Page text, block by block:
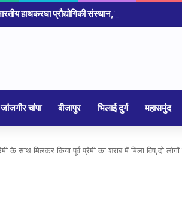
जांजगीर चांपा बीजापुर भिलाई दुर्ग महासमुंद
के साथ मिलकर किया पूर्व प्रेमी का शराब में मिला विष,दो लोगों